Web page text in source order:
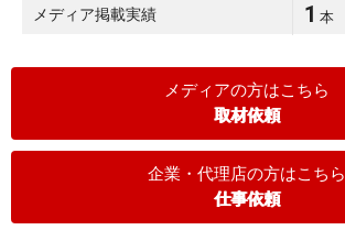
メディア掲載実績 1 本
メディアの方はこちら
取材依頼
企業・代理店の方はこちら
仕事依頼